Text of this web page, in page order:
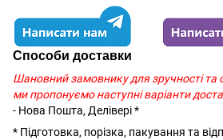
Способи доставки
Шановний замовнику для зручності та
ми пропонуємо наступні варіанти
- Нова Пошта, Делівері *
* Підготовка, порізка, пакування та